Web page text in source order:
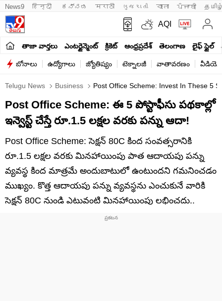
News9 हिन्दी ಕನ್ನಡ मराठी ગુજરાતી বাংলা ਪੰਜਾਬੀ
AQI
తాజా వార్తలు ఎంటర్టైన్మెంట్ క్రికెట్ ఆంధ్రప్రదేశ్ తెలంగాణ లైఫ్ స్టైల్
బోనాలు ఉద్యోగాలు జ్యోతిష్యం టెక్నాలజీ వాతావరణం
Telugu News Business Post Office Scheme: Invest In These 5
Post Office Scheme: ఈ 5 పోస్టాఫీసు పథకాల్లో
ఇన్వెస్ట్‌ చేస్తే రూ.1.5 లక్షల వరకు పన్ను ఆదా!
Post Office Scheme: సెక్షన్ 80C కింద సంవత్సరానికి
రూ.1.5 లక్షల వరకు మినహాయింపు పాత ఆదాయపు పన్ను
వ్యవస్థ కింద మాత్రమే అందుబాటులో ఉంటుందని గమనించడం
ముఖ్యం. కొత్త ఆదాయపు పన్ను వ్యవస్థను ఎంచుకునే వారికి
సెక్షన్ 80C నుండి ఎటువంటి మినహాయింపు లభించదు..